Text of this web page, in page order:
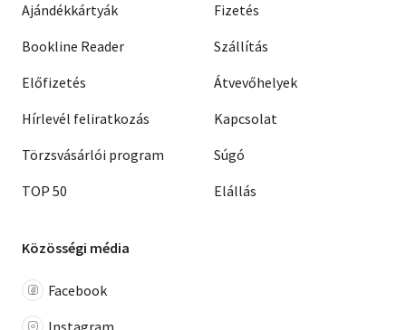
Ajándékkártyák
Bookline Reader
Előfizetés
Hírlevél feliratkozás
Törzsvásárlói program
TOP 50
Fizetés
Szállítás
Átvevőhelyek
Kapcsolat
Súgó
Elállás
Közösségi média
Facebook
Instagram